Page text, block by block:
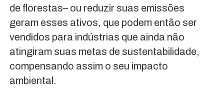
de florestas– ou reduzir suas emissões
geram esses ativos, que podem então ser
vendidos para indústrias que ainda não
atingiram suas metas de sustentabilidade,
compensando assim o seu impacto
ambiental.